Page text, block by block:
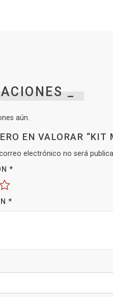
_
aún.
EN VALORAR
electrónico no será
*
*